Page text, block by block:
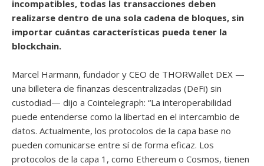
incompatibles, todas las transacciones deben
realizarse dentro de una sola cadena de bloques, sin
importar cuántas características pueda tener la
blockchain.
Marcel Harmann, fundador y CEO de THORWallet DEX —
una billetera de finanzas descentralizadas (DeFi) sin
custodiad— dijo a Cointelegraph: “La interoperabilidad
puede entenderse como la libertad en el intercambio de
datos. Actualmente, los protocolos de la capa base no
pueden comunicarse entre sí de forma eficaz. Los
protocolos de la capa 1, como Ethereum o Cosmos, tienen